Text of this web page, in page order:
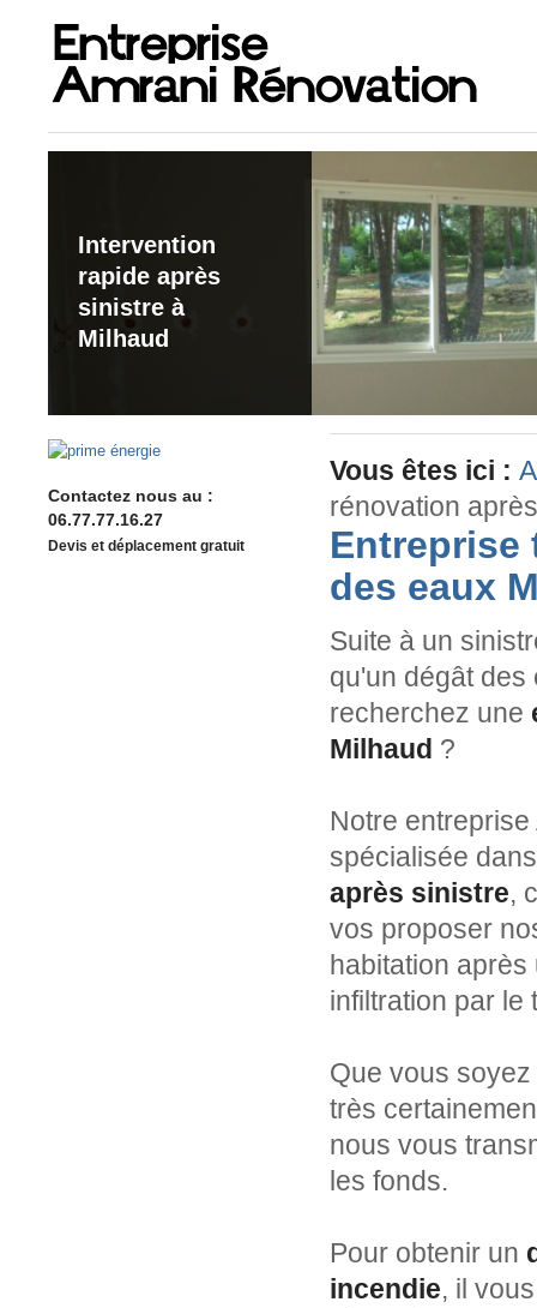
Intervention
rapide après
sinistre à
Milhaud
Vous êtes ici :
rénovation
Entreprise
des eaux
Suite à un
qu'un dégât
recherchez une
Milhaud ?
Notre
spécialisée
après sinistre,
vos proposer
habitation après
infiltration par le
Que vous
très
nous vous
les fonds.
Pour obtenir un
incendie, il
Contactez nous au :
06.77.77.16.27
Devis et déplacement gratuit